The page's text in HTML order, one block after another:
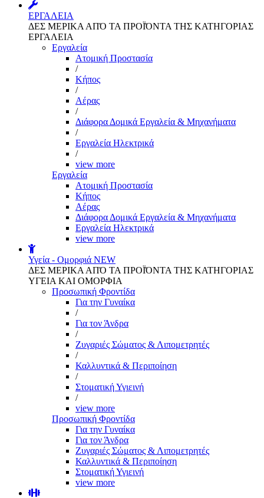
ΕΡΓΑΛΕΙΑ
ΔΕΣ ΜΕΡΙΚΑ ΑΠΌ ΤΑ ΠΡΟΪΌΝΤΑ ΤΗΣ ΚΑΤΗΓΟΡΙΑΣ
ΕΡΓΑΛΕΙΑ
Εργαλεία
Aτομική Προστασία
/
Kήπος
/
Αέρας
/
Διάφορα Δομικά Εργαλεία & Μηχανήματα
/
Εργαλεία Ηλεκτρικά
/
view more
Εργαλεία
Aτομική Προστασία
Kήπος
Αέρας
Διάφορα Δομικά Εργαλεία & Μηχανήματα
Εργαλεία Ηλεκτρικά
view more
Υγεία - Ομορφιά NEW
ΔΕΣ ΜΕΡΙΚΑ ΑΠΌ ΤΑ ΠΡΟΪΌΝΤΑ ΤΗΣ ΚΑΤΗΓΟΡΙΑΣ
ΥΓΕΙΑ ΚΑΙ ΟΜΟΡΦΙΑ
Προσωπική Φροντίδα
Για την Γυναίκα
/
Για τον Άνδρα
/
Ζυγαριές Σώματος & Λιπομετρητές
/
Καλλυντικά & Περιποίηση
/
Στοματική Υγιεινή
/
view more
Προσωπική Φροντίδα
Για την Γυναίκα
Για τον Άνδρα
Ζυγαριές Σώματος & Λιπομετρητές
Καλλυντικά & Περιποίηση
Στοματική Υγιεινή
view more